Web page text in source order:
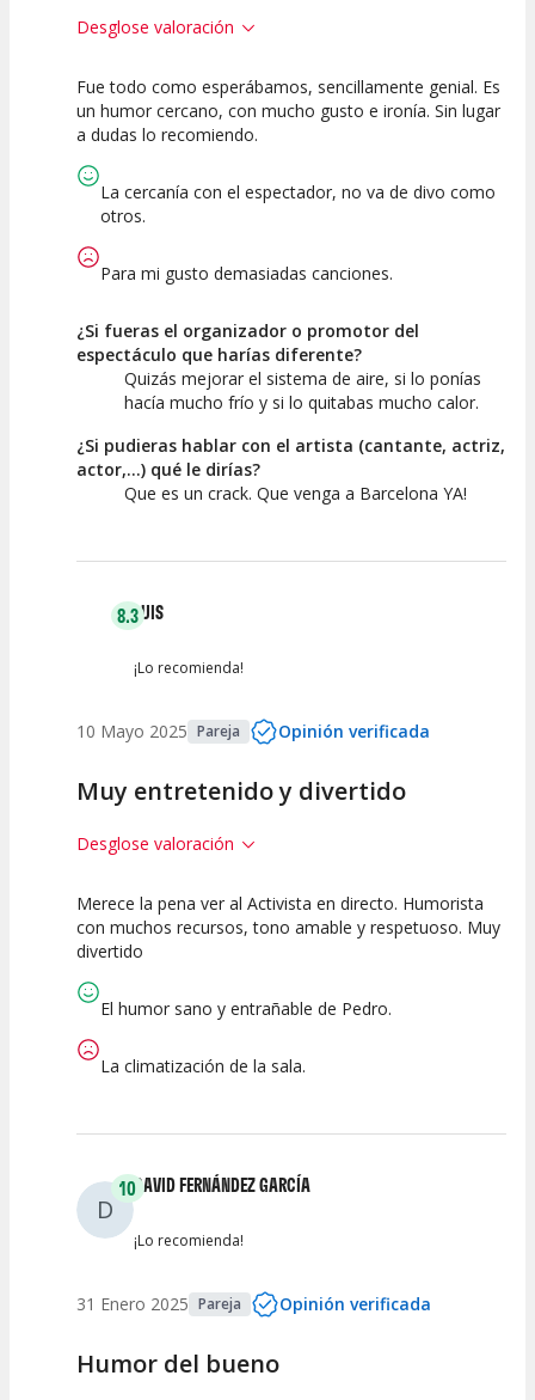
Desglose valoración
10
Calidad del
10
Puesta en
10
Fue todo como esperábamos, sencillamente genial. Es
un humor cercano, con mucho gusto e ironía. Sin lugar
a dudas lo recomiendo.
La cercanía con el espectador, no va de divo como
otros.
Para mi gusto demasiadas canciones.
¿Si fueras el organizador o promotor del
espectáculo que harías diferente?
Quizás mejorar el sistema de aire, si lo ponías
hacía mucho frío y si lo quitabas mucho calor.
¿Si pudieras hablar con el artista (cantante, actriz,
actor,...) qué le dirías?
Que es un crack. Que venga a Barcelona YA!
8.3LUIS
¡Lo recomienda!
10 Mayo 2025 Pareja Opinión verificada
Muy entretenido y divertido
Desglose valoración
7.5
Calidad del
7.5 10
Merece la pena ver al Activista en directo. Humorista
con muchos recursos, tono amable y respetuoso. Muy
divertido
El humor sano y entrañable de Pedro.
La climatización de la sala.
D
10DAVID FERNÁNDEZ GARCÍA
¡Lo recomienda!
31 Enero 2025 Pareja Opinión verificada
Humor del bueno